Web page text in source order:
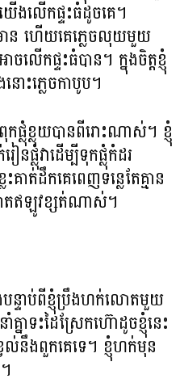
ងលើកផ្ទះធំដូចគេ។
ាន ហើយគេភ្លេចលុយមួយ
ើកផ្ទះធំបាន។ ក្នុងចិត្តខ្ញុំ
ោះភ្លេចកាបូប។
ផ្លុំខ្លុយបានពីរោះណាស់។ ខ្ញុំ
នផ្លុំវាដើម្បីទុកផ្លុំកំដរ
គាត់ដឹកគេពេញទន្លេតែគ្មាន
ឥឡូវខ្សត់ណាស់។
បន្ទាប់ពីខ្ញុំប្រឹងហក់លោតមួយ
នាទះដៃស្រែកហ៊ោដូចខ្ញុំនេះ
វល់នឹងពួកគេទេ។ ខ្ញុំហក់មុន